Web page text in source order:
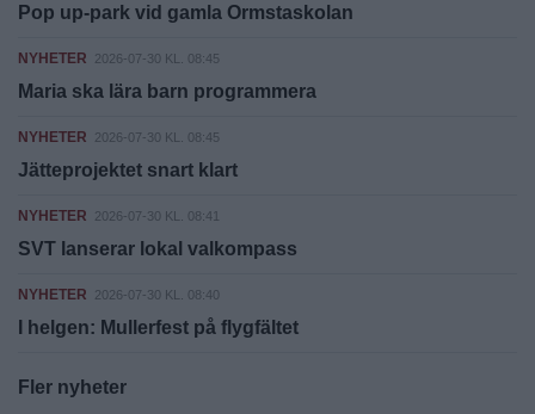
Pop up-park vid gamla Ormstaskolan
NYHETER 2026-07-30 KL. 08:45
Maria ska lära barn programmera
NYHETER 2026-07-30 KL. 08:45
Jätteprojektet snart klart
NYHETER 2026-07-30 KL. 08:41
SVT lanserar lokal valkompass
NYHETER 2026-07-30 KL. 08:40
I helgen: Mullerfest på flygfältet
Fler nyheter